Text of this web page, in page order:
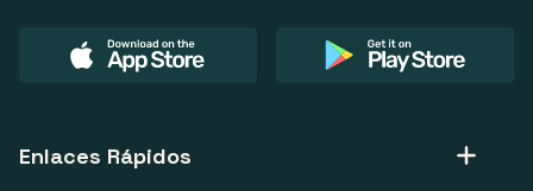
Enlaces Rápidos